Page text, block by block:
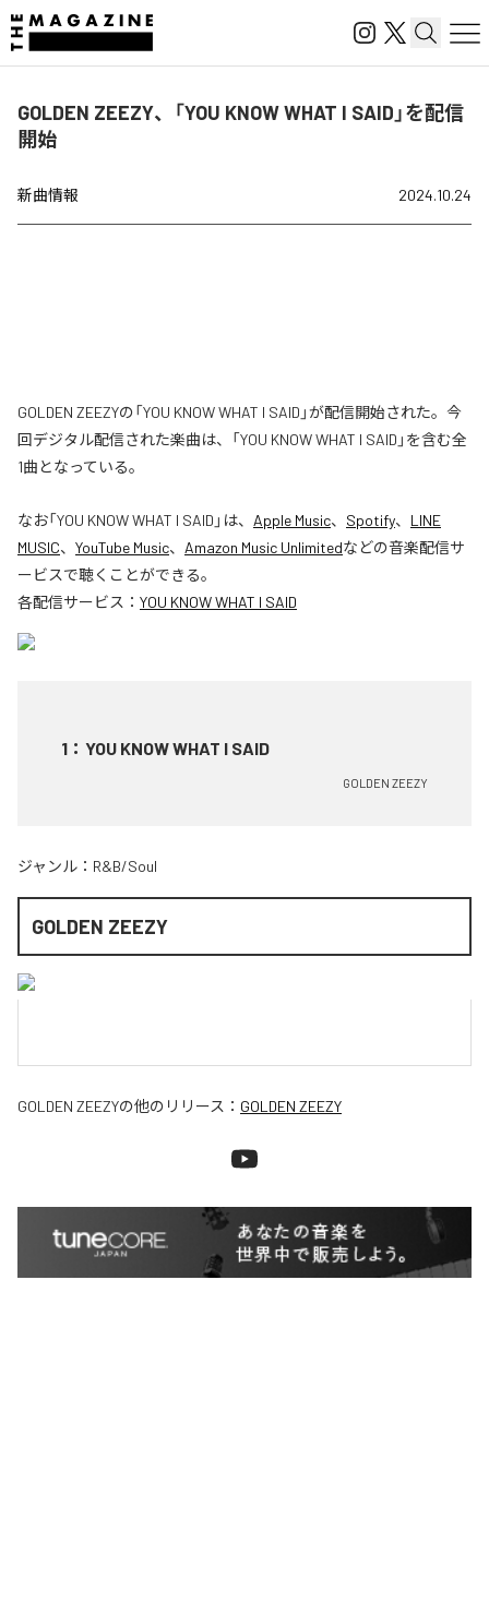
GOLDEN ZEEZY、「YOU KNOW WHAT I SAID」を配信
開始
新曲情報 2024.10.24
GOLDEN ZEEZYの「YOU KNOW WHAT I SAID」が配信開始された。今
回デジタル配信された楽曲は、「YOU KNOW WHAT I SAID」を含む全
1曲となっている。
なお「YOU KNOW WHAT I SAID 」は、 Apple Music、 Spotify、 LINE
MUSIC、 YouTube Music、 Amazon Music Unlimitedなどの音楽配信サ
ービスで聴くことができる。
各配信サービス： YOU KNOW WHAT I SAID
1 ： YOU KNOW WHAT I SAID
GOLDEN ZEEZY
ジャンル： R&B/Soul
GOLDEN ZEEZY
GOLDEN ZEEZYの他のリリース： GOLDEN ZEEZY